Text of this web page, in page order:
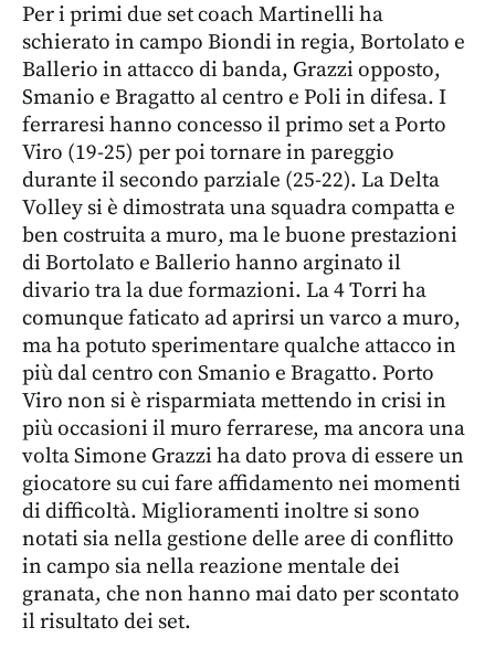
Per i primi due set coach Martinelli ha
schierato in campo Biondi in regia, Bortolato e
Ballerio in attacco di banda, Grazzi opposto,
Smanio e Bragatto al centro e Poli in difesa. I
ferraresi hanno concesso il primo set a Porto
Viro (19-25) per poi tornare in pareggio
durante il secondo parziale (25-22). La Delta
Volley si è dimostrata una squadra compatta e
ben costruita a muro, ma le buone prestazioni
di Bortolato e Ballerio hanno arginato il
divario tra la due formazioni. La 4 Torri ha
comunque faticato ad aprirsi un varco a muro,
ma ha potuto sperimentare qualche attacco in
più dal centro con Smanio e Bragatto. Porto
Viro non si è risparmiata mettendo in crisi in
più occasioni il muro ferrarese, ma ancora una
volta Simone Grazzi ha dato prova di essere un
giocatore su cui fare affidamento nei momenti
di difficoltà. Miglioramenti inoltre si sono
notati sia nella gestione delle aree di conflitto
in campo sia nella reazione mentale dei
granata, che non hanno mai dato per scontato
il risultato dei set.